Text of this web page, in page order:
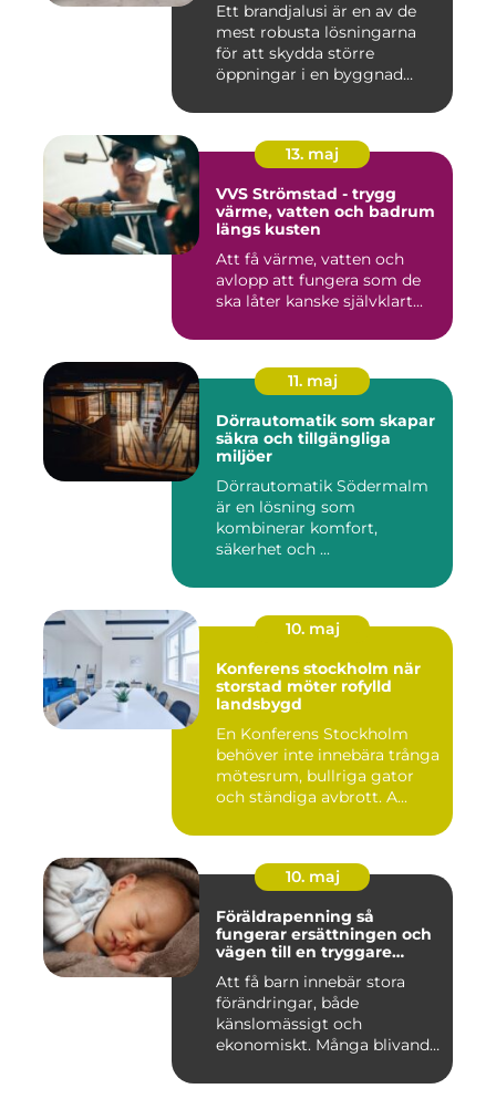
Ett brandjalusi är en av de
mest robusta lösningarna
för att skydda större
öppningar i en byggnad
13. maj
VVS Strömstad - trygg
värme, vatten och badrum
längs kusten
Att få värme, vatten och
avlopp att fungera som de
ska låter kanske självklart...
11. maj
Dörrautomatik som skapar
säkra och tillgängliga
miljöer
Dörrautomatik Södermalm
är en lösning som
kombinerar komfort,
säkerhet och ...
10. maj
Konferens stockholm när
storstad möter rofylld
landsbygd
En Konferens Stockholm
behöver inte innebära trånga
mötesrum, bullriga gator
och ständiga avbrott. A...
10. maj
Föräldrapenning så
fungerar ersättningen och
vägen till en tryggare
Att få barn innebär stora
förändringar, både
känslomässigt och
ekonomiskt. Många blivande